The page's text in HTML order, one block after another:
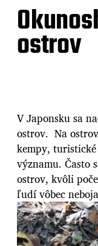
ostrov
V Japonsku sa
ostrov. Na
kempy,
významu. Často
ostrov, kvôli
ľudí vôbec